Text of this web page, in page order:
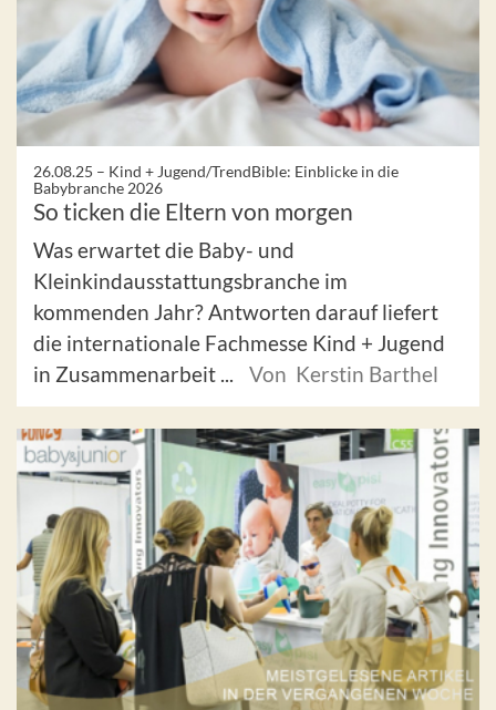
26.08.25 – Kind + Jugend/TrendBible: Einblicke in die
Babybranche 2026
So ticken die Eltern von morgen
Was erwartet die Baby- und
Kleinkindausstattungsbranche im
kommenden Jahr? Antworten darauf liefert
die internationale Fachmesse Kind + Jugend
in Zusammenarbeit ...
Von Kerstin Barthel